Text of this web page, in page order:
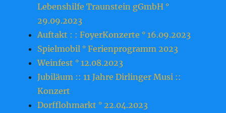
Lebenshilfe Traunstein gGmbH °
29.09.2023
Auftakt : : FoyerKonzerte ° 16.09.2023
Spielmobil ° Ferienprogramm 2023
Weinfest ° 12.08.2023
Jubiläum :: 11 Jahre Dirlinger Musi ::
Konzert
Dorfflohmarkt ° 22.04.2023